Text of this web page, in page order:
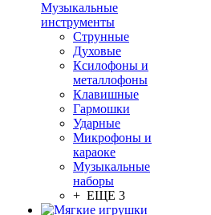
Музыкальные
инструменты
Струнные
Духовые
Ксилофоны и
металлофоны
Клавишные
Гармошки
Ударные
Микрофоны и
караоке
Музыкальные
наборы
+ ЕЩЕ 3